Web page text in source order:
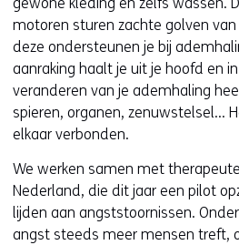
e
r
w
i
j
s
n
a
a
r
motoren sturen zachte golven van
deze ondersteunen je bij
aanraking haalt je uit je hoofd en
veranderen van je ademhaling
spieren, organen, zenuwstelsel...
elkaar verbonden.
We werken samen met
Nederland, die dit jaar een pilot
lijden aan angststoornissen.
angst steeds meer mensen treft,